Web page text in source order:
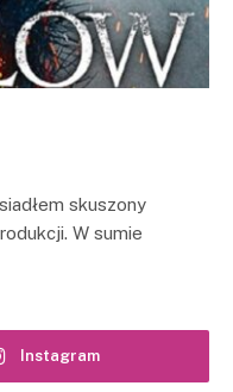
skuszony
W sumie
Instagram